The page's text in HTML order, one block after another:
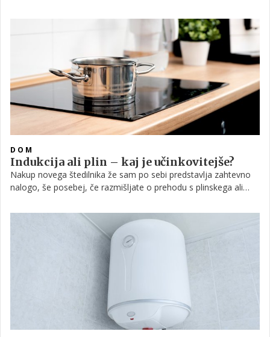
pravila. Tokrat smo več pozornosti namenili kopalnici arhitekta,
ki je sodeloval pri prenovi svojega stanovanja v velikosti 47
DOM
Indukcija ali plin – kaj je učinkovitejše?
Nakup novega štedilnika že sam po sebi predstavlja zahtevno
nalogo, še posebej, če razmišljate o prehodu s plinskega ali
predvsem bolj premišljena, vam v nadaljevanju podamo vse
pomembne informacije o indukcijskih ploščah.